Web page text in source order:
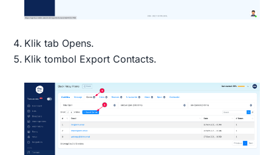
Klik tab Opens.
Klik tombol Export Contacts.